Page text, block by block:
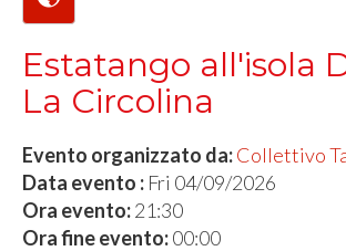
Estatango all'isola
La Circolina
Evento organizzato da:Collettivo
Data evento : Fri 04/09/2026
Ora evento:21:30
Ora fine evento:00:00